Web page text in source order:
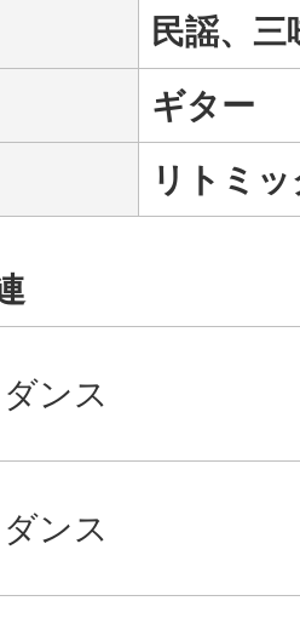
民謡、三
ギター
リトミ
ンス
ンス